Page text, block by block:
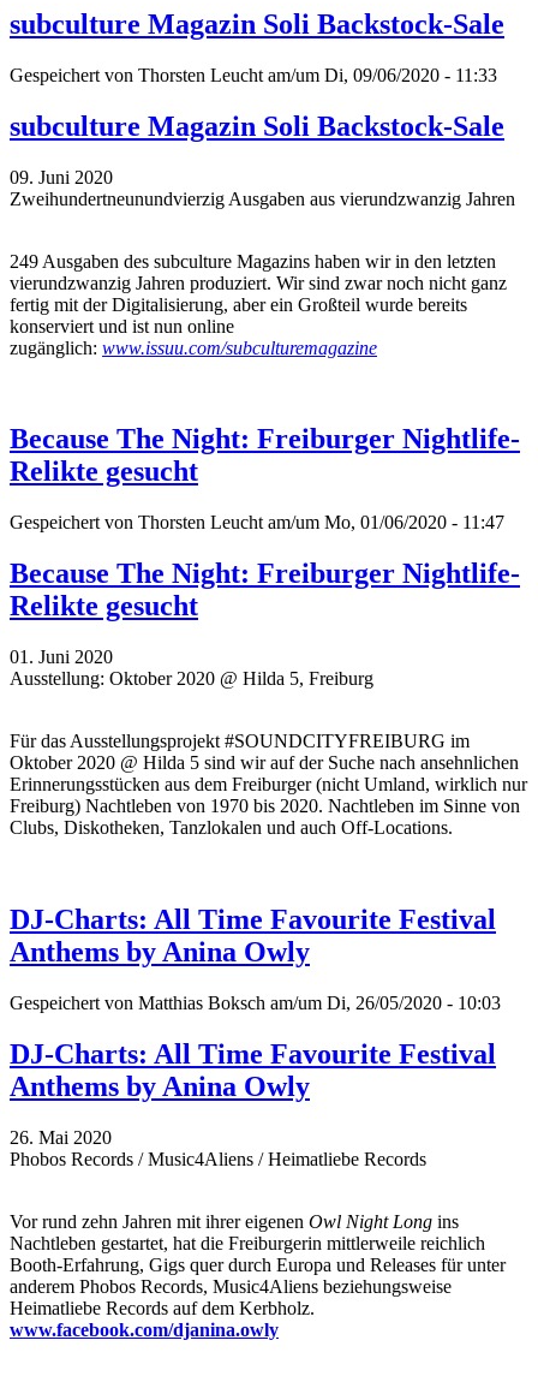
subculture Magazin Soli Backstock-Sale
Gespeichert von Thorsten Leucht am/um Di, 09/06/2020 - 11:33
subculture Magazin Soli Backstock-Sale
09. Juni 2020
Zweihundertneunundvierzig Ausgaben aus vierundzwanzig Jahren
249 Ausgaben des subculture Magazins haben wir in den letzten
vierundzwanzig Jahren produziert. Wir sind zwar noch nicht ganz
fertig mit der Digitalisierung, aber ein Großteil wurde bereits
konserviert und ist nun online
zugänglich: www.issuu.com/subculturemagazine
Because The Night: Freiburger Nightlife-
Relikte gesucht
Gespeichert von Thorsten Leucht am/um Mo, 01/06/2020 - 11:47
Because The Night: Freiburger Nightlife-
Relikte gesucht
01. Juni 2020
Ausstellung: Oktober 2020 @ Hilda 5, Freiburg
Für das Ausstellungsprojekt #SOUNDCITYFREIBURG im
Oktober 2020 @ Hilda 5 sind wir auf der Suche nach ansehnlichen
Erinnerungsstücken aus dem Freiburger (nicht Umland, wirklich nur
Freiburg) Nachtleben von 1970 bis 2020. Nachtleben im Sinne von
Clubs, Diskotheken, Tanzlokalen und auch Off-Locations.
DJ-Charts: All Time Favourite Festival
Anthems by Anina Owly
Gespeichert von Matthias Boksch am/um Di, 26/05/2020 - 10:03
DJ-Charts: All Time Favourite Festival
Anthems by Anina Owly
26. Mai 2020
Phobos Records / Music4Aliens / Heimatliebe Records
Vor rund zehn Jahren mit ihrer eigenen Owl Night Long ins
Nachtleben gestartet, hat die Freiburgerin mittlerweile reichlich
Booth-Erfahrung, Gigs quer durch Europa und Releases für unter
anderem Phobos Records, Music4Aliens beziehungsweise
Heimatliebe Records auf dem Kerbholz.
www.facebook.com/djanina.owly